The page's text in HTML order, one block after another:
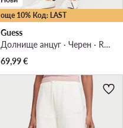
още 10% Код: LAST
Guess
Долнище анцуг · Черен · Regular Fit
69,99€